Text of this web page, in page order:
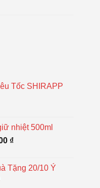
Tốc SHIRAPP
nhiệt 500ml
₫
Tặng 20/10 Ý